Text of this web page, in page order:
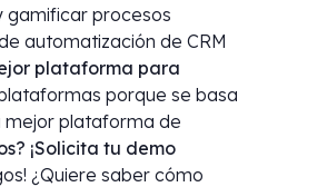
gamificar procesos
automatización de CRM
plataforma para
porque se basa
mejor plataforma de
¡Solicita tu demo
¿Quiere saber cómo